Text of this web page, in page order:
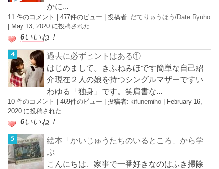
かに...
11 件のコメント |477件のビュー |投稿者: だてりゅうほう/Date Ryuho
May 13, 2020 に投稿された
6いいね！
過去に必ずヒントはある①
はじめまして。きふねみほです簡単な自己紹
介現在２人の娘を持つシングルマザーですい
わゆる「独身」です。笑肩書な...
10 件のコメント |469件のビュー |投稿者: kifunemiho
February 16,
2020 に投稿された
6いいね！
絵本「かいじゅうたちのいるところ」から学
ぶ
こんにちは、家事で一番好きなのはふき掃除